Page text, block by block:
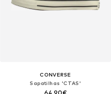
CONVERSE
Sapatilhas 'CTAS'